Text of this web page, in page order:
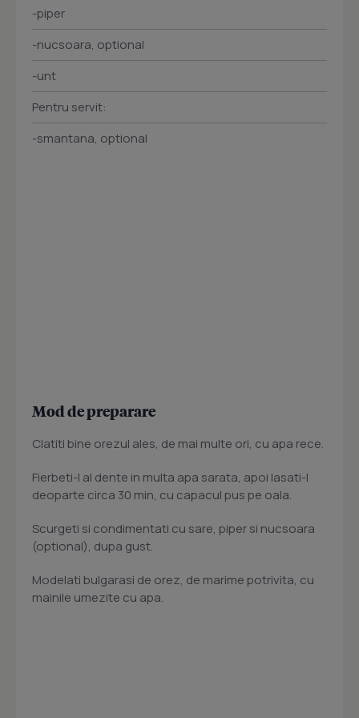
-piper
-nucsoara, optional
-unt
Pentru servit:
-smantana, optional
Mod de preparare
Clatiti bine orezul ales, de mai multe ori, cu apa rece.
Fierbeti-l al dente in multa apa sarata, apoi lasati-l
deoparte circa 30 min, cu capacul pus pe oala.
Scurgeti si condimentati cu sare, piper si nucsoara
(optional), dupa gust.
Modelati bulgarasi de orez, de marime potrivita, cu
mainile umezite cu apa.